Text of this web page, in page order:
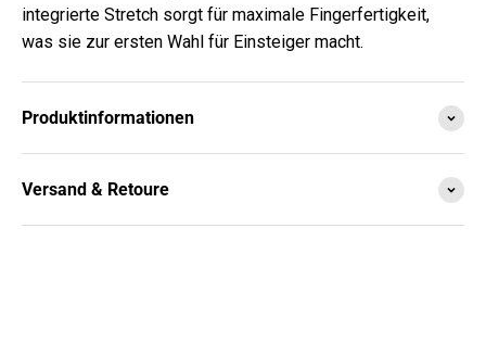
integrierte Stretch sorgt für maximale Fingerfertigkeit,
was sie zur ersten Wahl für Einsteiger macht.
Produktinformationen
Versand & Retoure